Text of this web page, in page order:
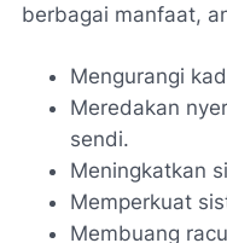
berbagai manfaat,
Mengurangi
Meredakan
sendi.
Meningkatkan
Memperkuat
Membuang